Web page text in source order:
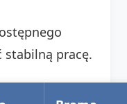
stabilną pracę.